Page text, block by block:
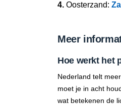
4. Oosterzand:
Meer
Hoe werkt het
Nederland telt
moet je in acht
wat betekenen de